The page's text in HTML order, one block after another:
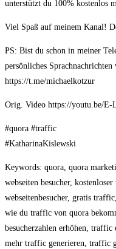
unterstützt du 100% kostenlos
Viel Spaß auf meinem Kanal!
PS: Bist du schon in meiner
persönliches
https://t.me/michaelkotzur
Orig. Video https://youtu.be/E-
#quora #traffic
#KatharinaKislewski
Keywords: quora, quora
webseiten besucher,
webseitenbesucher, gratis
wie du traffic von quora
besucherzahlen erhöhen,
mehr traffic generieren, traffic